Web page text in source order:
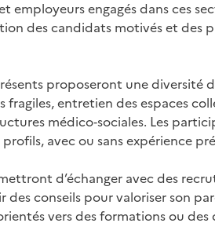
employeurs engagés dans ces
des candidats motivés et des
proposeront une diversité
fragiles, entretien des espaces
médico‑sociales. Les
avec ou sans expérience
d’échanger avec des
conseils pour valoriser son
vers des formations ou